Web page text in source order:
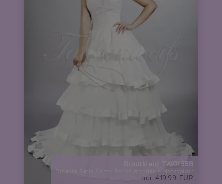
Brautkleid TW0138B
Organza Satin Spitze Perlen mehrlagig Neckholder
nur 419,99 EUR